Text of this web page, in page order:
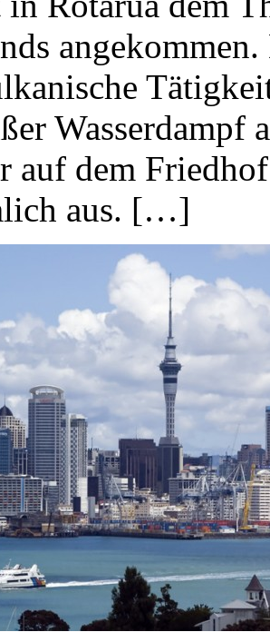
Wasserdampf
auf dem
aus. […]